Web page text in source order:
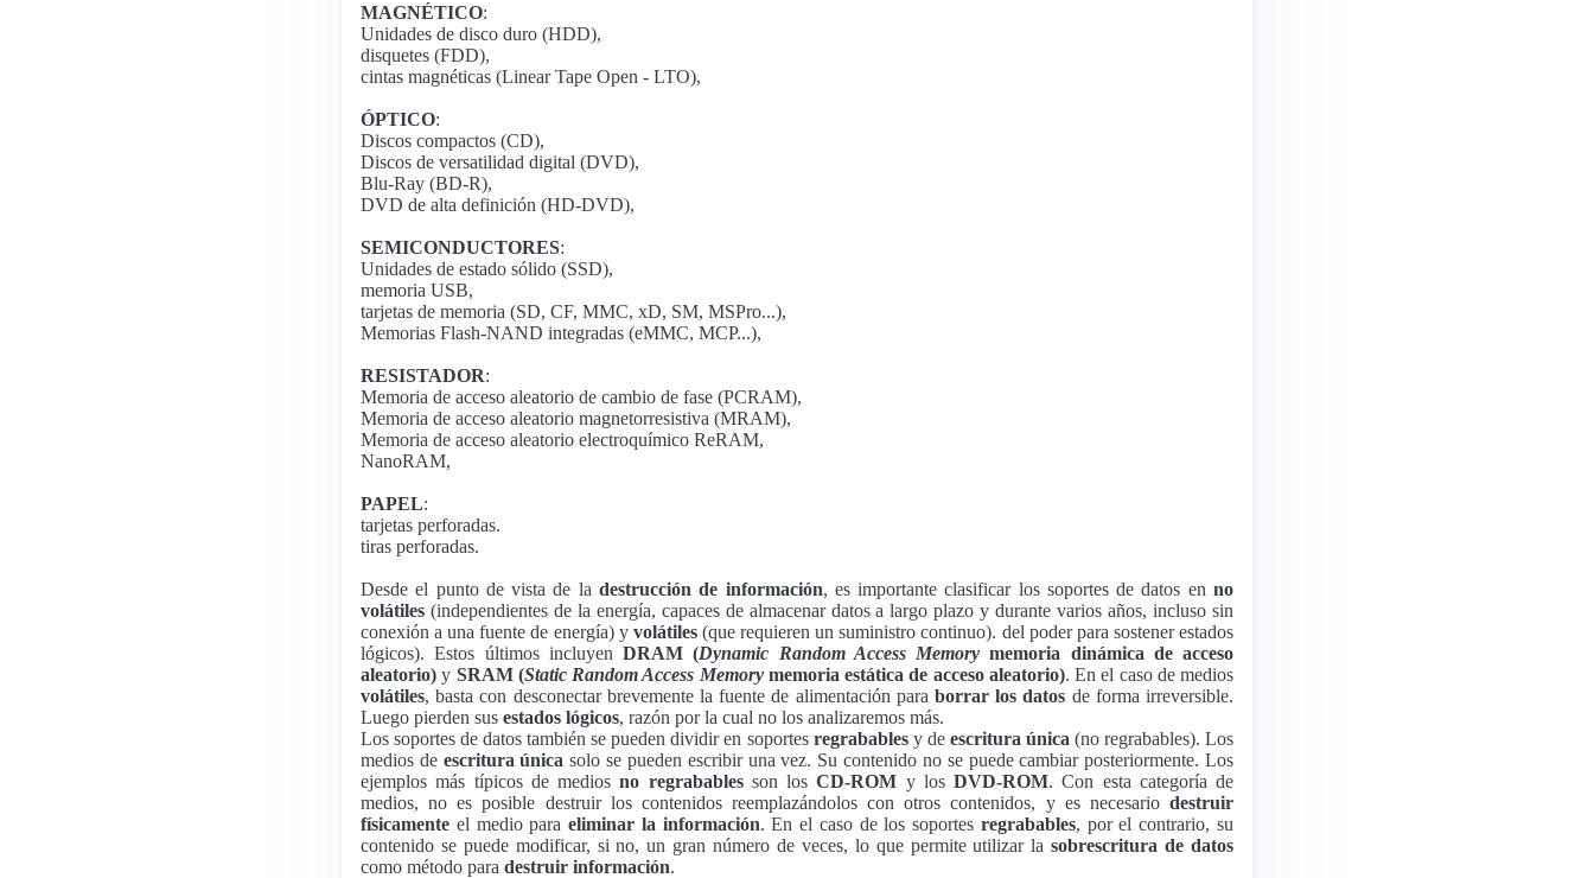
MAGNÉTICO:
Unidades de disco duro (HDD),
disquetes (FDD),
cintas magnéticas (Linear Tape Open - LTO),
ÓPTICO:
Discos compactos (CD),
Discos de versatilidad digital (DVD),
Blu-Ray (BD-R),
DVD de alta definición (HD-DVD),
SEMICONDUCTORES:
Unidades de estado sólido (SSD),
memoria USB,
tarjetas de memoria (SD, CF, MMC, xD, SM, MSPro...),
Memorias Flash-NAND integradas (eMMC, MCP...),
RESISTADOR:
Memoria de acceso aleatorio de cambio de fase (PCRAM),
Memoria de acceso aleatorio magnetorresistiva (MRAM),
Memoria de acceso aleatorio electroquímico ReRAM,
NanoRAM,
PAPEL:
tarjetas perforadas.
tiras perforadas.
Desde el punto de vista de la destrucción de información, es importante clasificar los soportes de datos enno
volátiles (independientes de la energía, capaces de almacenar datos a largo plazo y durante varios años, incluso sin
conexión a una fuente de energía) y volátiles(que requieren un suministro continuo). del poder para sostener estados
lógicos). Estos últimos incluyen DRAM (Dynamic Random Access Memory memoria dinámica de acceso
aleatorio) y SRAM (Static Random Access Memorymemoria estática de acceso aleatorio). En el caso de medios
volátiles, basta con desconectar brevemente la fuente de alimentación para borrar los datos de forma irreversible.
Luego pierden sus estados lógicos, razón por la cual no los analizaremos más.
Los soportes de datos también se pueden dividir en soportes regrabablesy de escritura única (no regrabables). Los
medios de escritura única solo se pueden escribir una vez. Su contenido no se puede cambiar posteriormente. Los
ejemplos más típicos de mediosno regrabablesson losCD-ROM y los DVD-ROM. Con esta categoría de
medios, no es posible destruir los contenidos reemplazándolos con otros contenidos, y es necesario destruir
físicamente el medio paraeliminar la información. En el caso de los soportes regrabables, por el contrario, su
contenido se puede modificar, si no, un gran número de veces, lo que permite utilizar lasobrescritura de datos
como método para destruir información.